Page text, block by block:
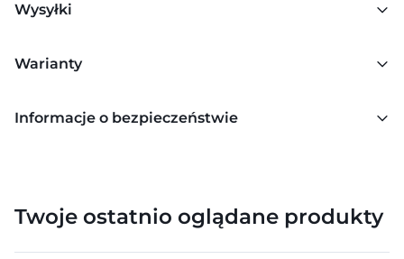
Wysyłki
Warianty
Informacje o bezpieczeństwie
Twoje ostatnio oglądane produkty